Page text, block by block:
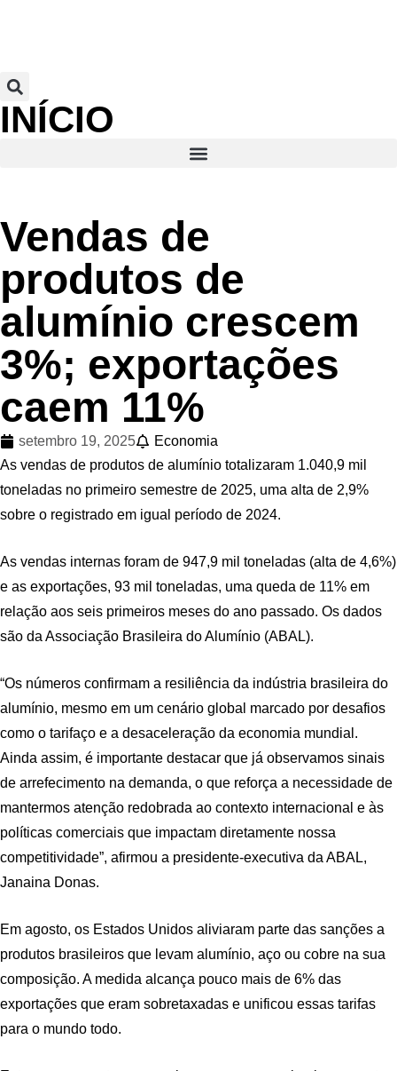
INÍCIO
Vendas de
produtos de
alumínio crescem
3%; exportações
caem 11%
setembro 19, 2025
Economia
As vendas de produtos de alumínio totalizaram 1.040,9 mil
toneladas no primeiro semestre de 2025, uma alta de 2,9%
sobre o registrado em igual período de 2024.
As vendas internas foram de 947,9 mil toneladas (alta de 4,6%)
e as exportações, 93 mil toneladas, uma queda de 11% em
relação aos seis primeiros meses do ano passado. Os dados
são da Associação Brasileira do Alumínio (ABAL).
“Os números confirmam a resiliência da indústria brasileira do
alumínio, mesmo em um cenário global marcado por desafios
como o tarifaço e a desaceleração da economia mundial.
Ainda assim, é importante destacar que já observamos sinais
de arrefecimento na demanda, o que reforça a necessidade de
mantermos atenção redobrada ao contexto internacional e às
políticas comerciais que impactam diretamente nossa
competitividade”, afirmou a presidente-executiva da ABAL,
Janaina Donas.
Em agosto, os Estados Unidos aliviaram parte das sanções a
produtos brasileiros que levam alumínio, aço ou cobre na sua
composição. A medida alcança pouco mais de 6% das
exportações que eram sobretaxadas e unificou essas tarifas
para o mundo todo.